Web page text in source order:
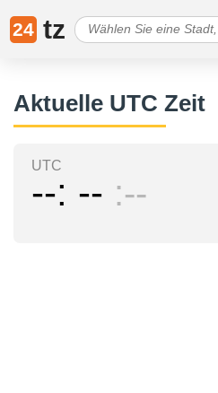
24 tz
Aktuelle UTC Zeit
UTC
-- -- --